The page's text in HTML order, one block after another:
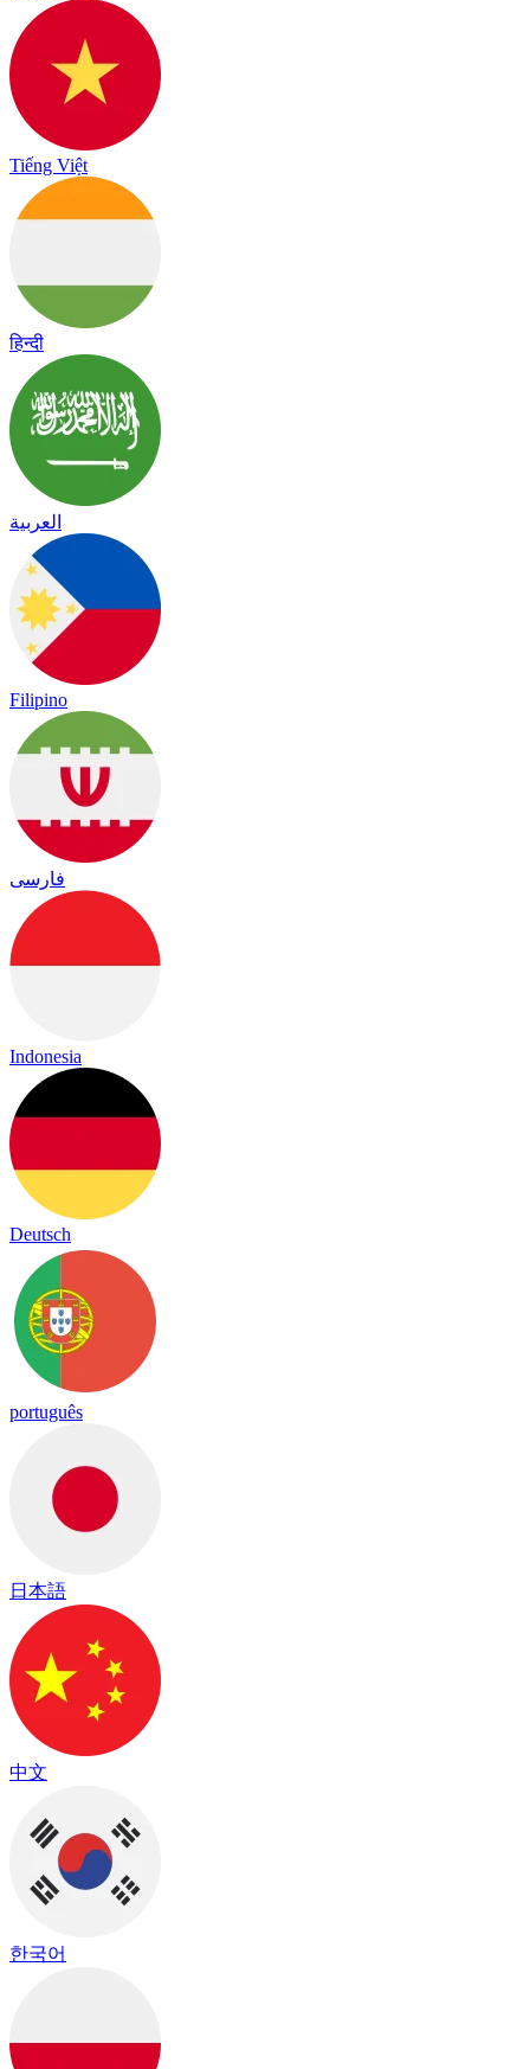
Tiếng Việt
हिन्दी
العربية
Filipino
فارسی
Indonesia
Deutsch
português
日本語
中文
한국어